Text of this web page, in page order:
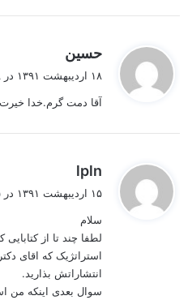
حسین
:
۱۸ اردیبهشت ۱۳۹۱ در ۱:۵۸ ق٫ظ
آقا دمت گرم.خدا
lpln
۱۵ اردیبهشت ۱۳۹۱ در ۹:۳۵ ق٫ظ
سلام
لطفا چند تا از
استراتژیک که اقای
انتشاراتش بذارید.
سوال بعدی اینکه من